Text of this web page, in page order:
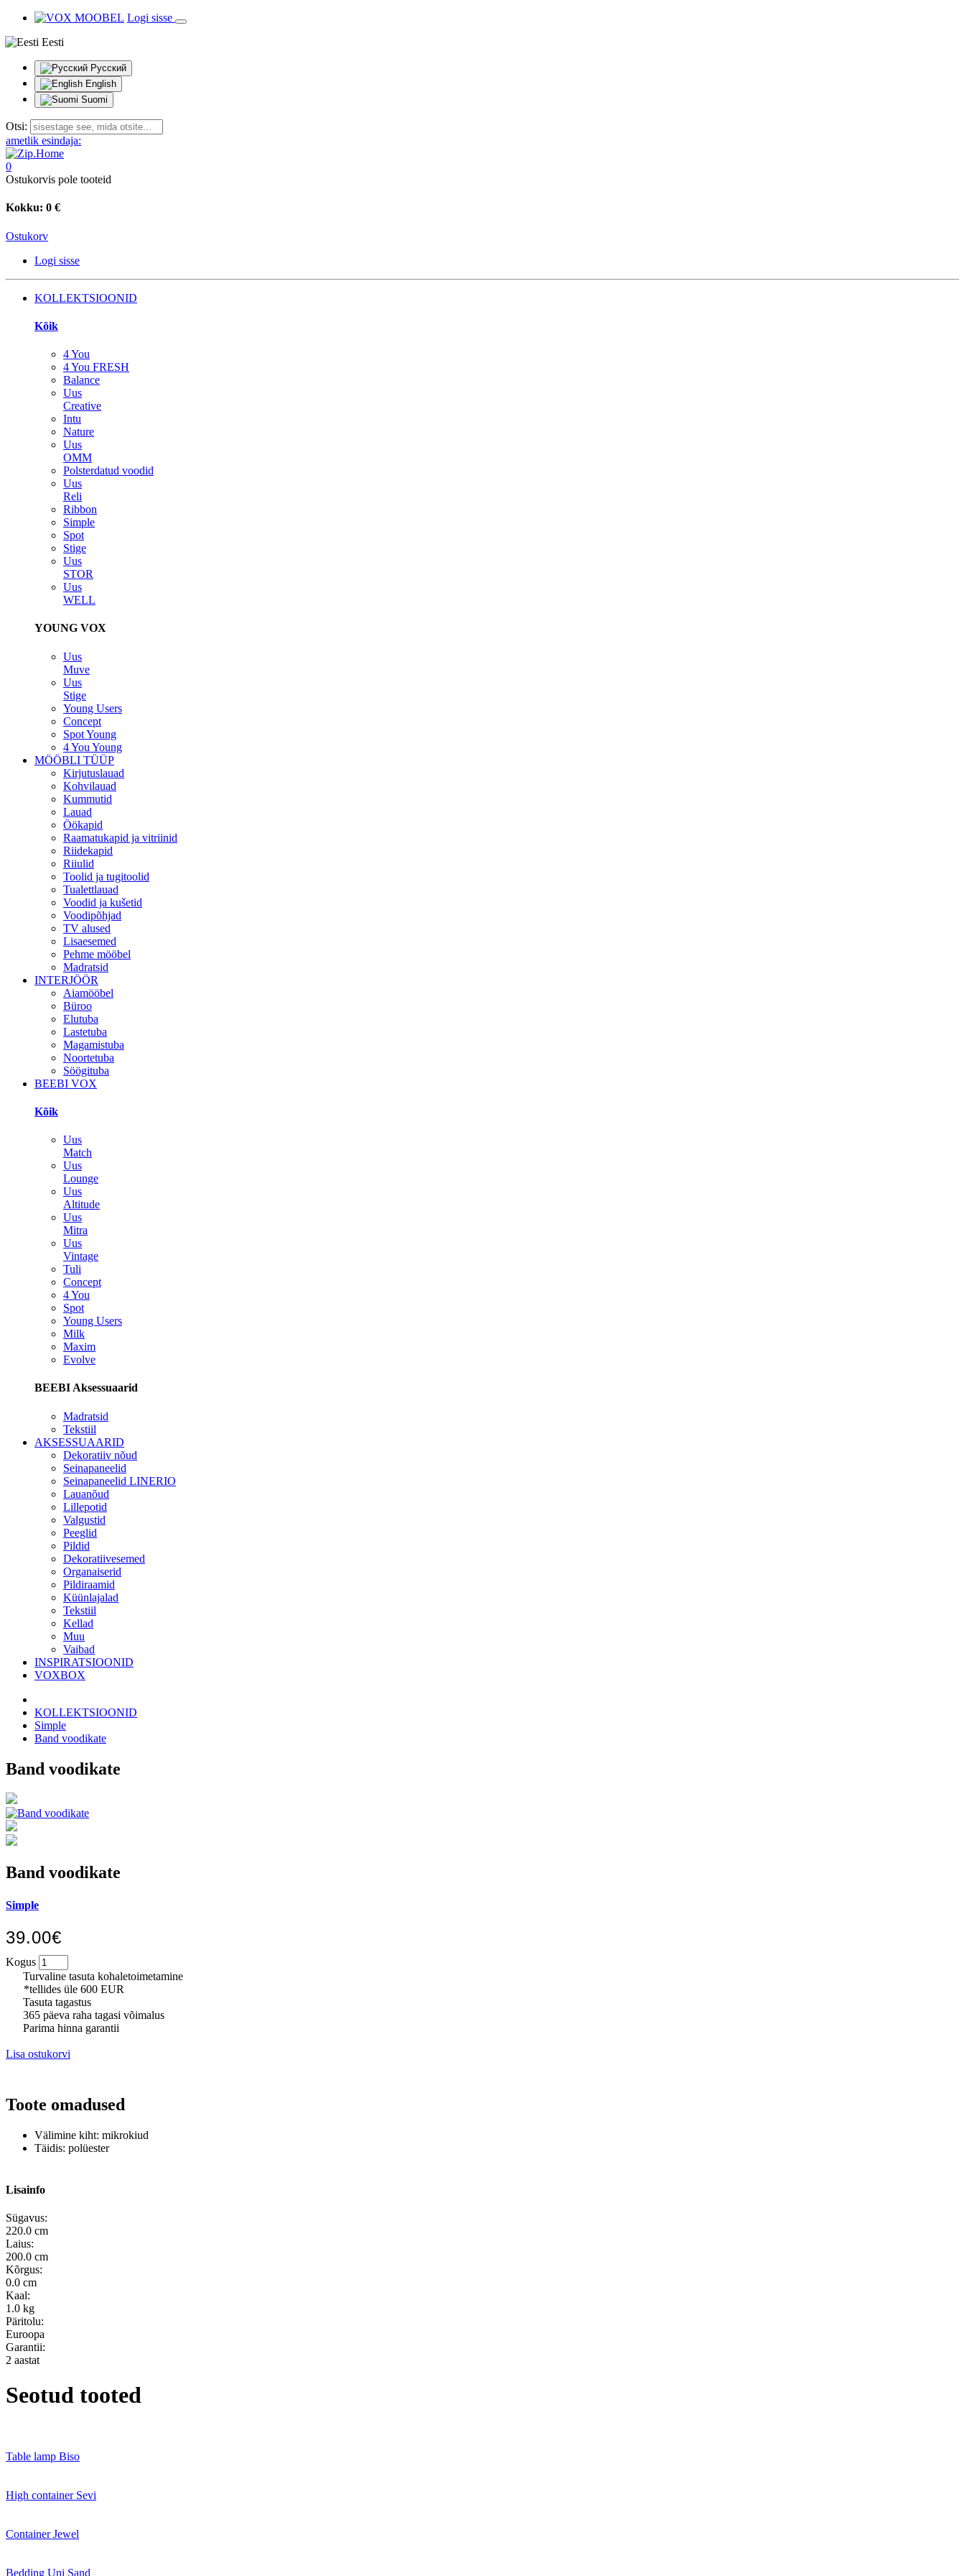
Logi sisse
Eesti
Русский
English
Suomi
Otsi:
ametlik esindaja:
0
Ostukorvis pole tooteid
Kokku: 0 €
Ostukorv
Logi sisse
KOLLEKTSIOONID
Kõik
4 You
4 You FRESH
Balance
Uus
Creative
Intu
Nature
Uus
OMM
Polsterdatud voodid
Uus
Reli
Ribbon
Simple
Spot
Stige
Uus
STOR
Uus
WELL
YOUNG VOX
Uus
Muve
Uus
Stige
Young Users
Concept
Spot Young
4 You Young
MÖÖBLI TÜÜP
Kirjutuslauad
Kohvilauad
Kummutid
Lauad
Öökapid
Raamatukapid ja vitriinid
Riidekapid
Riiulid
Toolid ja tugitoolid
Tualettlauad
Voodid ja kušetid
Voodipõhjad
TV alused
Lisaesemed
Pehme mööbel
Madratsid
INTERJÖÖR
Aiamööbel
Büroo
Elutuba
Lastetuba
Magamistuba
Noortetuba
Söögituba
BEEBI VOX
Kõik
Uus
Match
Uus
Lounge
Uus
Altitude
Uus
Mitra
Uus
Vintage
Tuli
Concept
4 You
Spot
Young Users
Milk
Maxim
Evolve
BEEBI Aksessuaarid
Madratsid
Tekstiil
AKSESSUAARID
Dekoratiiv nõud
Seinapaneelid
Seinapaneelid LINERIO
Lauanõud
Lillepotid
Valgustid
Peeglid
Pildid
Dekoratiivesemed
Organaiserid
Pildiraamid
Küünlajalad
Tekstiil
Kellad
Muu
Vaibad
INSPIRATSIOONID
VOXBOX
KOLLEKTSIOONID
Simple
Band voodikate
Band voodikate
Band voodikate
Simple
39.00€
Kogus
Turvaline tasuta kohaletoimetamine
*tellides üle 600 EUR
Tasuta tagastus
365 päeva raha tagasi võimalus
Parima hinna garantii
Lisa ostukorvi
Toote omadused
Välimine kiht: mikrokiud
Täidis: polüester
Lisainfo
Sügavus:
220.0 cm
Laius:
200.0 cm
Kõrgus:
0.0 cm
Kaal:
1.0 kg
Päritolu:
Euroopa
Garantii:
2 aastat
Seotud tooted
Table lamp Biso
High container Sevi
Container Jewel
Bedding Uni Sand